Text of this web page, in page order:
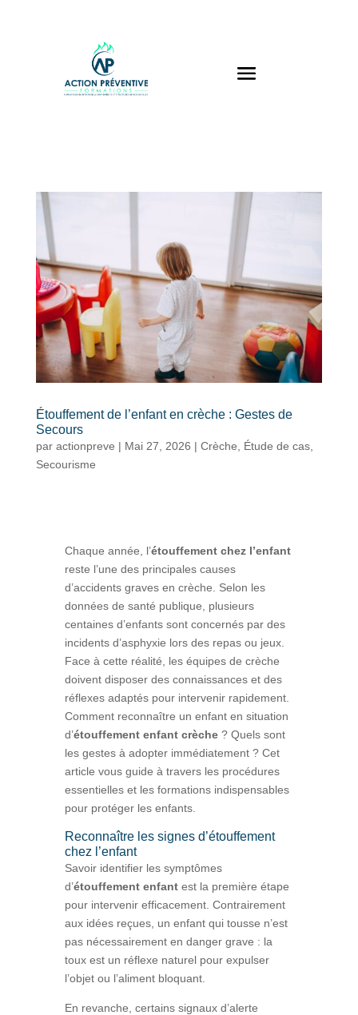
Étouffement de l’enfant en crèche : Gestes de
Secours
par actionpreve | Mai 27, 2026 | Crèche Étude de cas,
Secourisme
Chaque année, l’étouffement chez l’enfant
reste l’une des principales causes
d’accidents graves en crèche. Selon les
données de santé publique, plusieurs
centaines d’enfants sont concernés par des
incidents d’asphyxie lors des repas ou jeux.
Face à cette réalité, les équipes de crèche
doivent disposer des connaissances et des
réflexes adaptés pour intervenir rapidement.
Comment reconnaître un enfant en situation
d’étouffement enfant crèche? Quels sont
les gestes à adopter immédiatement ? Cet
article vous guide à travers les procédures
essentielles et les formations indispensables
pour protéger les enfants.
Reconnaître les signes d’étouffement
chez l’enfant
Savoir identifier les symptômes
d’étouffement enfantest la première étape
pour intervenir efficacement. Contrairement
aux idées reçues, un enfant qui tousse n’est
pas nécessairement en danger grave : la
toux est un réflexe naturel pour expulser
l’objet ou l’aliment bloquant.
En revanche, certains signaux d’alerte